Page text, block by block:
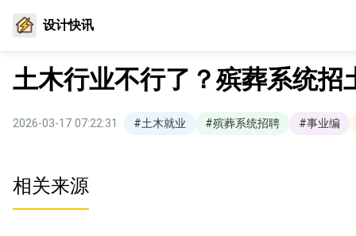
设计快讯
土木行业不行了？殡葬系统招
2026-03-17 07:22:31 #土木就业 #殡葬系统招聘 #事业编
相关来源